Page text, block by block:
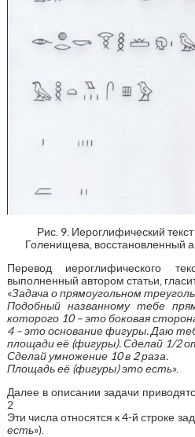
Рис. 9. Иероглифический
Голенищева, восстановленный
Перевод иероглифического
выполненный автором статьи,
«Задача о прямоугольном
Подобный названному тебе
которого 10 – это боковая
4 – это основание фигуры. Даю
площади её (фигуры). Сделай 1/2
Сделай умножение 10 в 2 раза.
Площадь её (фигуры) это есть».
Далее в описании задачи
2
Эти числа относятся к 4-й строке
есть»).